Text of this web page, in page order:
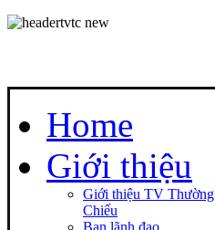
Home
Giới thiệu
Giới thiệu TV Thường
Chiếu
Ban lãnh đạo